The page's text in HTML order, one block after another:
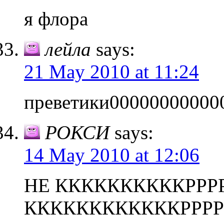
я флора
лейла says:
21 May 2010 at 11:24
РОКСИ says:
14 May 2010 at 12:06
НЕ